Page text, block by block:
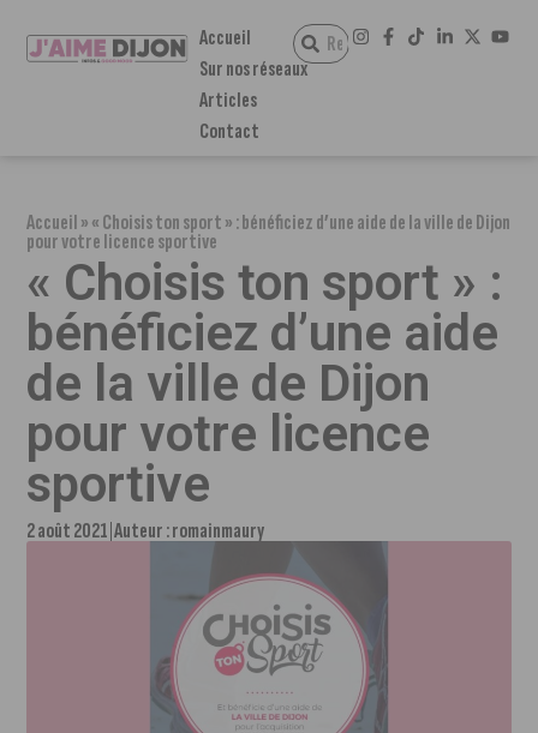
Accueil
Sur nos réseaux
Articles
Contact
Accueil»« Choisis ton sport » : bénéficiez d’une aide de la ville de Dijon
pour votre licence sportive
« Choisis ton sport » :
bénéficiez d’une aide
de la ville de Dijon
pour votre licence
sportive
2 août 2021 Auteur :romainmaury